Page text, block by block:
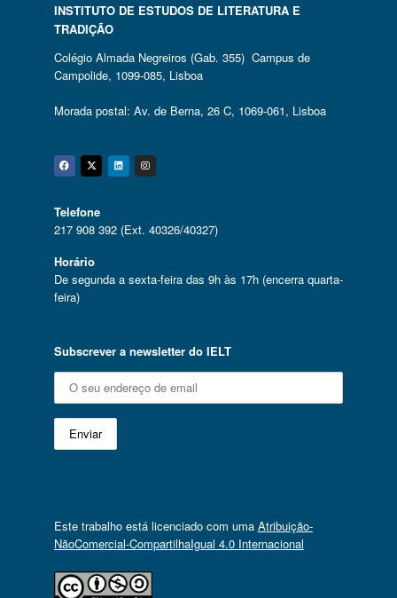
INSTITUTO DE ESTUDOS DE LITERATURA E
TRADIÇÃO
Colégio Almada Negreiros (Gab. 355) Campus de
Campolide, 1099-085, Lisboa
Morada postal: Av. de Berna, 26 C, 1069-061, Lisboa
Facebook
Twitter
Linkedin
Instagram
Telefone
217 908 392 (Ext. 40326/40327)
Horário
De segunda a sexta-feira das 9h às 17h (encerra quarta-
feira)
Subscrever a newsletter do IELT
Este trabalho está licenciado com uma Atribuição-
NãoComercial-CompartilhaIgual 4.0 Internacional